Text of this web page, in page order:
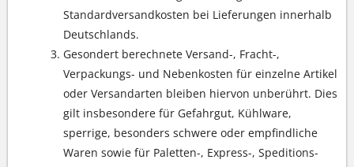
Standardversandkosten bei Lieferungen innerhalb
Deutschlands.
Gesondert berechnete Versand-, Fracht-,
Verpackungs- und Nebenkosten für einzelne Artikel
oder Versandarten bleiben hiervon unberührt. Dies
gilt insbesondere für Gefahrgut, Kühlware,
sperrige, besonders schwere oder empfindliche
Waren sowie für Paletten-, Express-, Speditions-